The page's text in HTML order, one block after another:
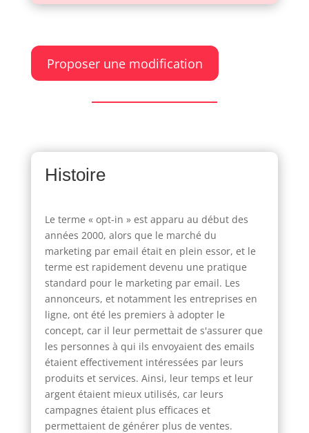
Proposer une modification
Histoire
Le terme « opt-in » est apparu au début des
années 2000, alors que le marché du
marketing par email était en plein essor, et le
terme est rapidement devenu une pratique
standard pour le marketing par email. Les
annonceurs, et notamment les entreprises en
ligne, ont été les premiers à adopter le
concept, car il leur permettait de s'assurer que
les personnes à qui ils envoyaient des emails
étaient effectivement intéressées par leurs
produits et services. Ainsi, leur temps et leur
argent étaient mieux utilisés, car leurs
campagnes étaient plus efficaces et
permettaient de générer plus de ventes.